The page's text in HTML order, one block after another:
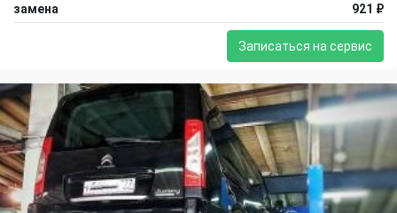
замена
921 ₽
Записаться на сервис